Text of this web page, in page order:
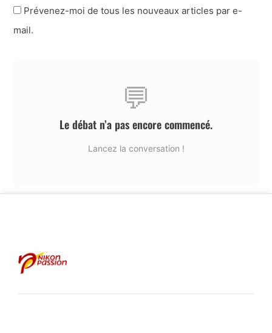
Prévenez-moi de tous les nouveaux articles par e-
mail.
💬
Le débat n’a pas encore commencé.
Lancez la conversation !